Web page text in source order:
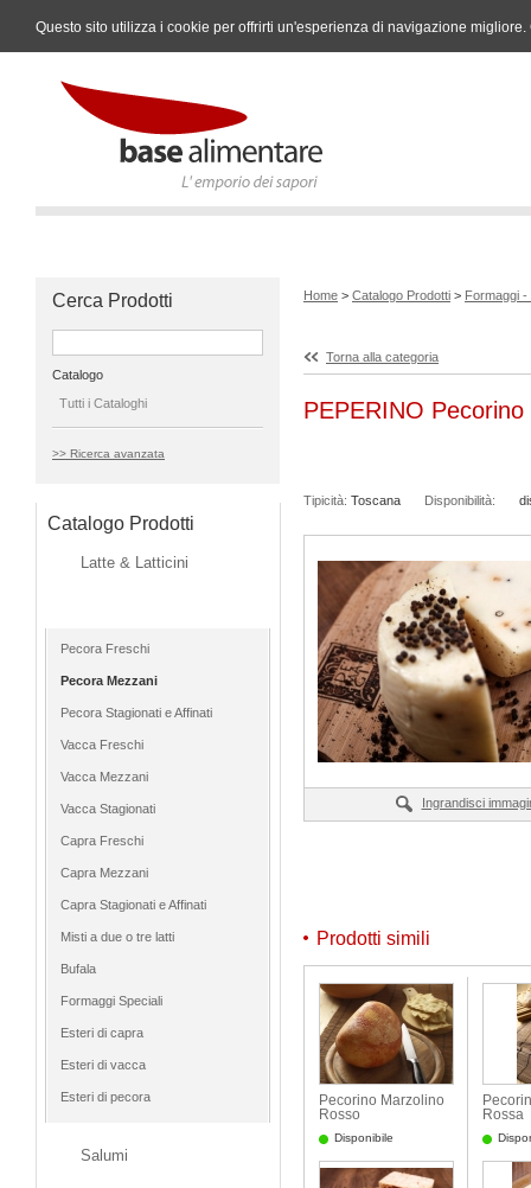
Questo sito utilizza i cookie per offrirti un'esperienza di navigazione
Cerca Prodotti
Catalogo
Tutti i Cataloghi
>> Ricerca avanzata
Catalogo Prodotti
Latte & Latticini
Pecora Freschi
Pecora Mezzani
Pecora Stagionati e Affinati
Vacca Freschi
Vacca Mezzani
Vacca Stagionati
Capra Freschi
Capra Mezzani
Capra Stagionati e Affinati
Misti a due o tre latti
Bufala
Formaggi Speciali
Esteri di capra
Esteri di vacca
Esteri di pecora
Salumi
Home > Catalogo Prodotti > Formaggi
Torna alla categoria
PEPERINO
Tipicità: Toscana Disponibilità:
Ingrandisci
Prodotti simili
Pecorino Marzolino
Rosso
Disponibile
Rossa